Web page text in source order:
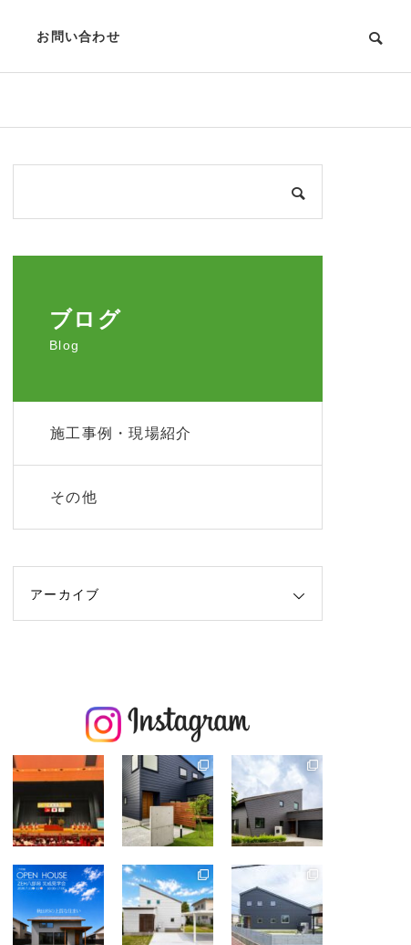
お問い合わせ
ブログ
Blog
施工事例・現場紹介
その他
アーカイブ